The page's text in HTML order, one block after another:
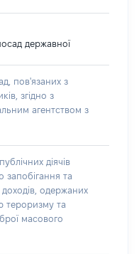
державної
пов'язаних з
згідно з
агентством з
діячів
запобігання та
доходів, одержаних
тероризму та
масового